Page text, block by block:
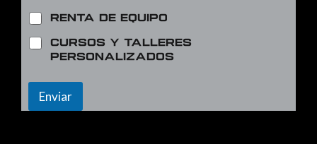
Renta de equipo
Cursos y talleres
personalizados
Enviar